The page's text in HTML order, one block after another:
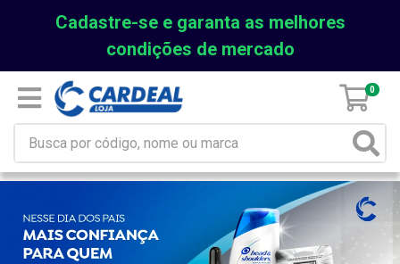
Cadastre-se e garanta as melhores
condições de mercado
0